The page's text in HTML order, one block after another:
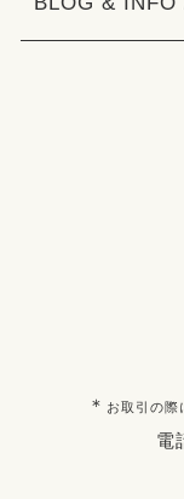
＊ お取引の際
電